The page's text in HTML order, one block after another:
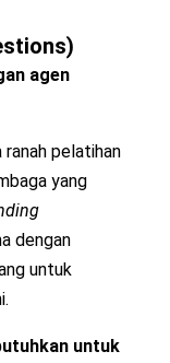
agen
pelatihan
yang
dengan
untuk
untuk